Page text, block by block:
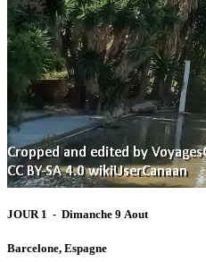
JOUR 1 - Dimanche 9 Aout
Barcelone, Espagne